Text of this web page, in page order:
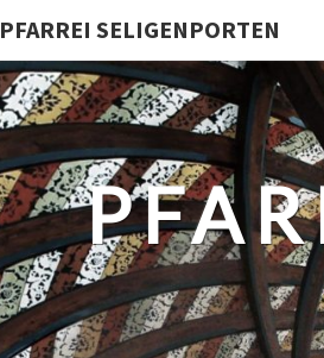
PFARREI SELIGENPORTEN